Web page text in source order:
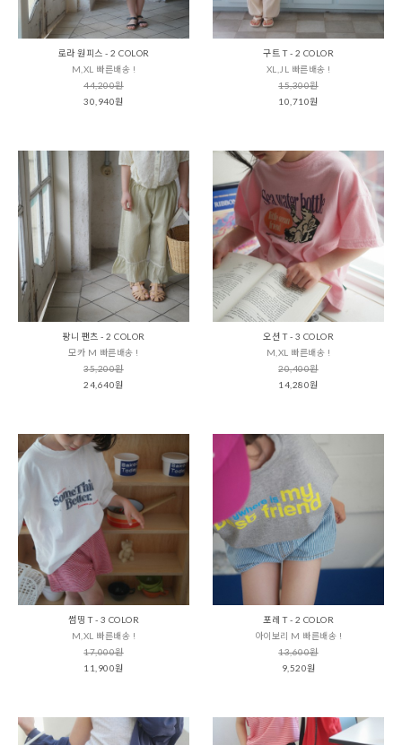
로라 원피스 - 2 COLOR
M,XL 빠른배송 !
44,200원
30,940원
구트 T - 2 COLOR
XL,JL 빠른배송 !
15,300원
10,710원
팡니 팬츠 - 2 COLOR
모카 M 빠른배송 !
35,200원
24,640원
오션 T - 3 COLOR
M,XL 빠른배송 !
20,400원
14,280원
썸띵 T - 3 COLOR
M,XL 빠른배송 !
17,000원
11,900원
포레 T - 2 COLOR
아이보리 M 빠른배송 !
13,600원
9,520원